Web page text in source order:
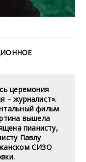
церемония
– журналист».
фильм
вышела
пианисту,
Павлу
СИЗО